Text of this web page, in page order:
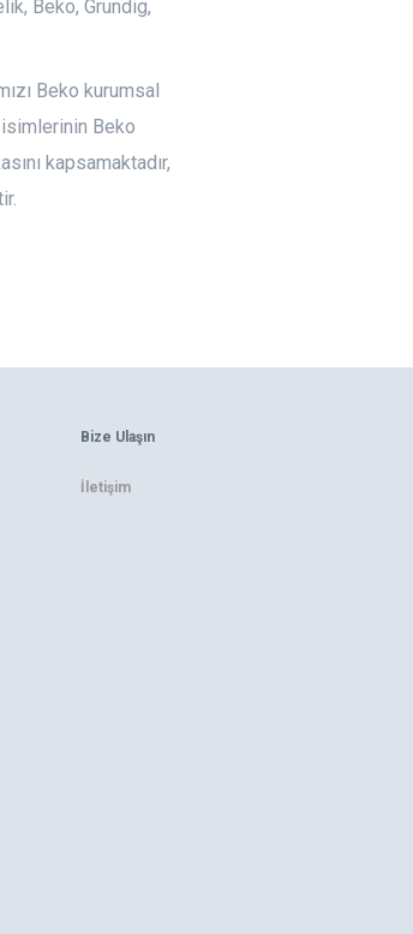
Beko, Grundig,
Beko kurumsal
Beko
kapsamaktadır,
Bize Ulaşın
İletişim